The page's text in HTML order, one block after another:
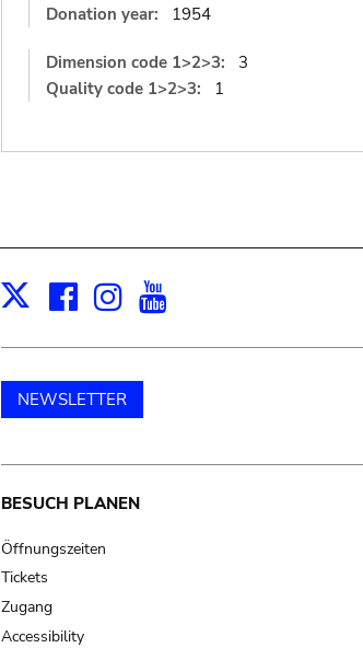
Donation year:
1954
Dimension code 1>2>3:
3
Quality code 1>2>3:
1
X Facebook
Instagram
NEWSLETTER
Main
navigation
BESUCH PLANEN
Öffnungszeiten
Tickets
Zugang
Accessibility